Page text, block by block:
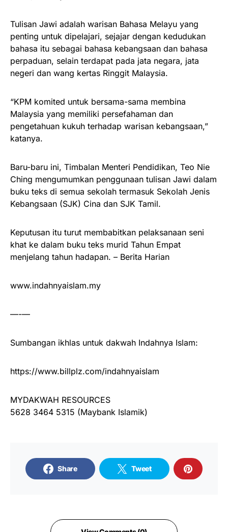
Tulisan Jawi adalah warisan Bahasa Melayu yang
penting untuk dipelajari, sejajar dengan kedudukan
bahasa itu sebagai bahasa kebangsaan dan bahasa
perpaduan, selain terdapat pada jata negara, jata
negeri dan wang kertas Ringgit Malaysia.
“KPM komited untuk bersama-sama membina
Malaysia yang memiliki persefahaman dan
pengetahuan kukuh terhadap warisan kebangsaan,”
katanya.
Baru-baru ini, Timbalan Menteri Pendidikan, Teo Nie
Ching mengumumkan penggunaan tulisan Jawi dalam
buku teks di semua sekolah termasuk Sekolah Jenis
Kebangsaan (SJK) Cina dan SJK Tamil.
Keputusan itu turut membabitkan pelaksanaan seni
khat ke dalam buku teks murid Tahun Empat
menjelang tahun hadapan. – Berita Harian
www.indahnyaislam.my
—-—
Sumbangan ikhlas untuk dakwah Indahnya Islam:
https://www.billplz.com/indahnyaislam
MYDAKWAH RESOURCES
5628 3464 5315 (Maybank Islamik)
Share Tweet